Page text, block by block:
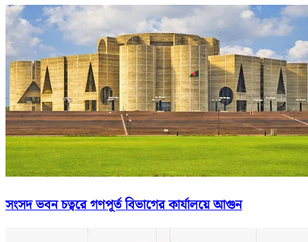
সংসদ ভবন চত্বরে গণপূর্ত বিভাগের কার্যালয়ে আগুন